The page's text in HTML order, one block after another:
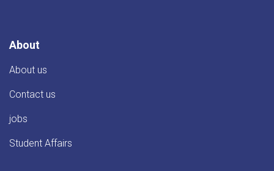
About
About us
Contact us
jobs
Student Affairs